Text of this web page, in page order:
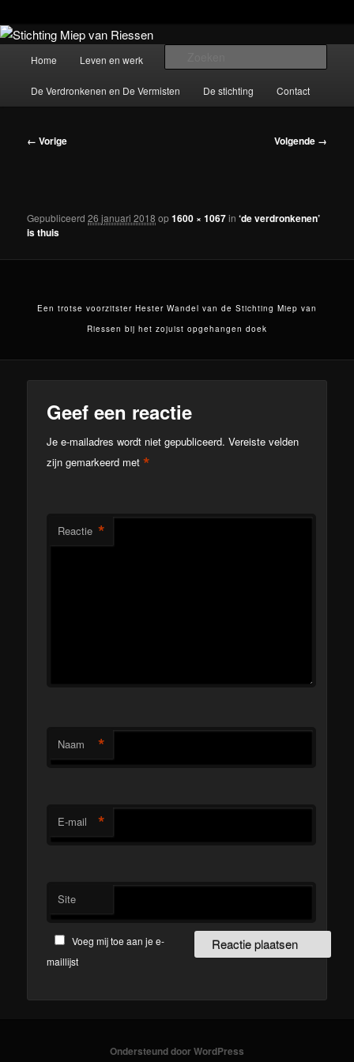
Spring
primaire
inhoudStichting Miep van Riessen
De stichting beheert het werk van beeldend kunstenaar Miep van Riessen
(1944-2015)
Hoofdmenu
Home Leven en werk
De Verdronkenen en De Vermisten De stichting Contact
Afbeeldingsnavigatie
← Vorige Volgende →
Gepubliceerd26 januari 2018 op1600 × 1067in‘de verdronkenen’
is thuis
Een trotse voorzitster Hester Wandel van de Stichting Miep van
Riessen bij het zojuist opgehangen doek
Geef een reactie
Je e-mailadres wordt niet gepubliceerd. Vereiste velden
zijn gemarkeerd met*
Reactie *
Naam *
E-mail *
Site
Voeg mij toe aan je e-
maillijst
Ondersteund door WordPress